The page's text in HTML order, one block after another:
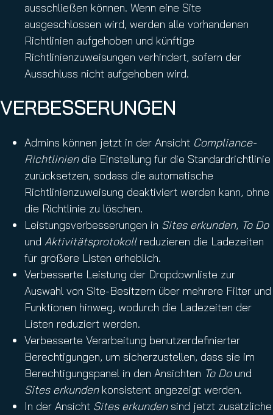
ausschließen können. Wenn eine Site
ausgeschlossen wird, werden alle vorhandenen
Richtlinien aufgehoben und künftige
Richtlinienzuweisungen verhindert, sofern der
Ausschluss nicht aufgehoben wird.
VERBESSERUNGEN
Admins können jetzt in der Ansicht Compliance-
Richtliniendie Einstellung für die Standardrichtlinie
zurücksetzen, sodass die automatische
Richtlinienzuweisung deaktiviert werden kann, ohne
die Richtlinie zu löschen.
Leistungsverbesserungen in Sites erkunden, To Do
und Aktivitätsprotokollreduzieren die Ladezeiten
für größere Listen erheblich.
Verbesserte Leistung der Dropdownliste zur
Auswahl von Site-Besitzern über mehrere Filter und
Funktionen hinweg, wodurch die Ladezeiten der
Listen reduziert werden.
Verbesserte Verarbeitung benutzerdefinierter
Berechtigungen, um sicherzustellen, dass sie im
Berechtigungspanel in den Ansichten To Dound
Sites erkundenkonsistent angezeigt werden.
In der Ansicht Sites erkundensind jetzt zusätzliche